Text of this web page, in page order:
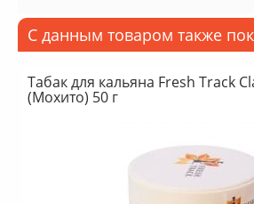
С данным товаром также
Табак для кальяна Fresh Track
(Мохито) 50 г